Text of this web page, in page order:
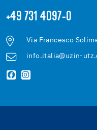
+49 731 4097-0
Via Francesco
info.italia@uzin-